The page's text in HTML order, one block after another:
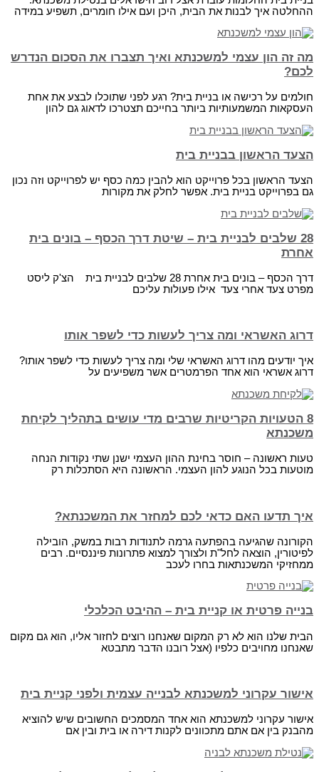
ההחלטה איך לבנות את הבית, היכן ועם אילו חומרים, תשפיע במידה
מה זה הון עצמי למשכנתא ואיך תצברו את הסכום הנדרש
לכם?
חולמים על רכישה או בניית בית? רגע לפני שתוכלו לבצע את אחת
העסקאות המשמעותיות ביותר בחייכם תצטרכו לדאוג גם להון
הצעד הראשון בבניית בית
הצעד הראשון בכל פרוייקט הוא להבין כמה כסף יש לפרוייקט וזה נכון
גם בפרוייקט בניית בית. אפשר לחלק את מקורות
28 שלבים לבניית בית – שיטת דרך הכסף – בונים בית
אחרת
דרך הכסף – בונים בית אחרת 28 שלבים לבניית בית הצ'ק ליסט
מפרט צעד אחרי צעד אילו פעולות עליכם
דרוג האשראי ומה צריך לעשות כדי לשפר אותו
איך יודעים מהו דרוג האשראי שלי ומה צריך לעשות כדי לשפר אותו?
דרוג אשראי הוא אחד הפרמטרים אשר משפיעים על
8 הטעויות הקריטיות שרבים מדי עושים בתהליך לקיחת
משכנתא
טעות ראשונה – חוסר בחינת ההון העצמי ישנן שתי נקודות הנחה
מוטעות בכל הנוגע להון העצמי. הראשונה היא הסתכלות רק
איך תדעו האם כדאי לכם למחזר את המשכנתא?
הקורונה שהגיעה בהפתעה גרמה לתנודות רבות במשק, הובילה
לפיטורין, הוצאה לחל"ת ולצורך למצוא פתרונות פיננסיים. רבים
ממחזיקי המשכנתאות בחרו לעכב
בנייה פרטית או קניית בית – ההיבט הכלכלי
הבית שלנו הוא לא רק המקום שאנחנו רוצים לחזור אליו, הוא גם מקום
שאנחנו מחויבים כלפיו (אצל רובנו הדבר מתבטא
אישור עקרוני למשכנתא לבנייה עצמית ולפני קניית בית
אישור עקרוני למשכנתא הוא אחד המסמכים החשובים שיש להוציא
מהבנק בין אם אתם מתכוונים לקנות דירה או בית ובין אם